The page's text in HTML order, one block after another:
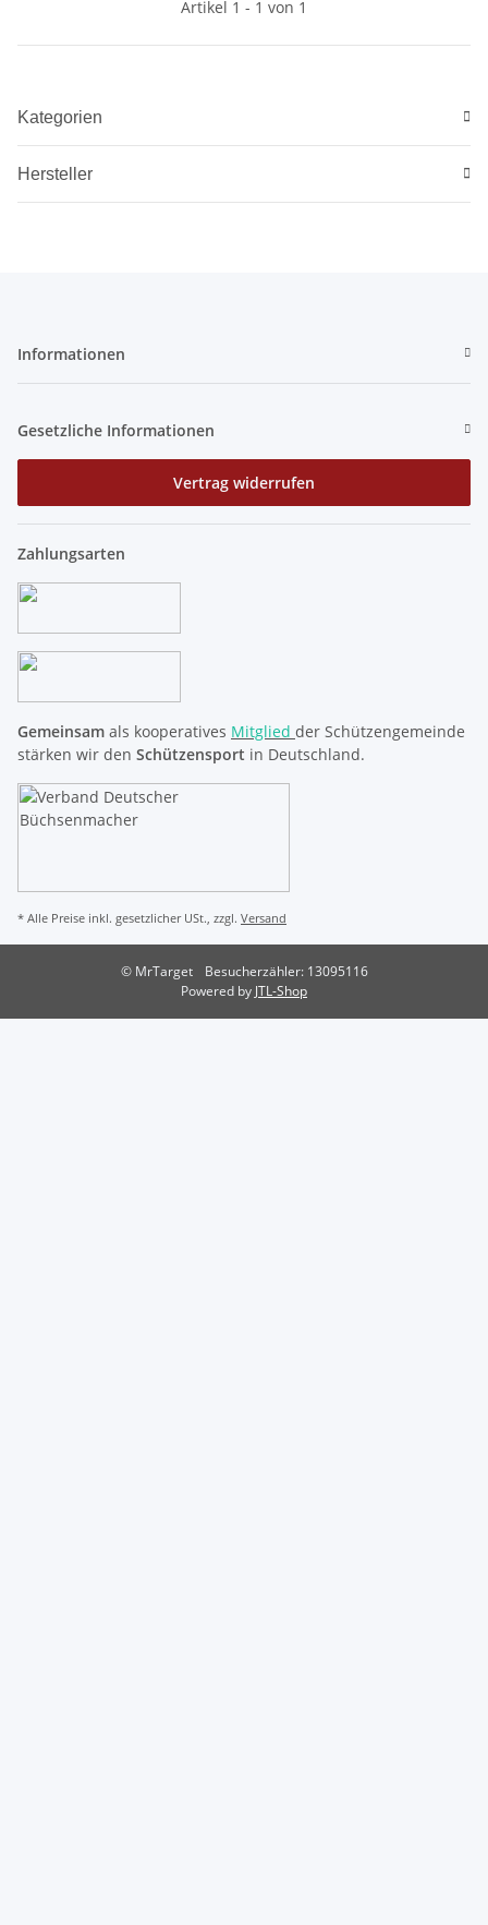
Artikel 1 - 1 von 1
Kategorien
Hersteller
Informationen
Gesetzliche Informationen
Vertrag widerrufen
Zahlungsarten
Gemeinsam als kooperatives Mitglied der Schützengemeinde
stärken wir den Schützensport in Deutschland.
* Alle Preise inkl. gesetzlicher USt., zzgl. Versand
© MrTarget
Besucherzähler: 13095116
Powered by JTL-Shop